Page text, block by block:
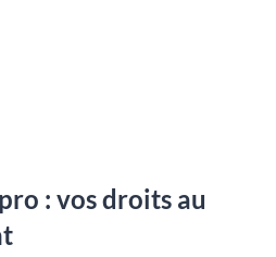
: vos droits au